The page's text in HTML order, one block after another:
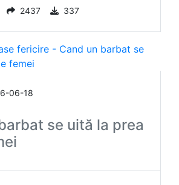
2437 337
06-18
se uită la prea